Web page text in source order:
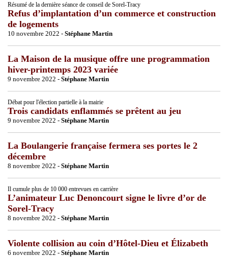
Résumé de la dernière séance de conseil de Sorel-Tracy
Refus d’implantation d’un commerce et construction
de logements
10 novembre 2022 - Stéphane Martin
La Maison de la musique offre une programmation
hiver-printemps 2023 variée
9 novembre 2022 - Stéphane Martin
Débat pour l'élection partielle à la mairie
Trois candidats enflammés se prêtent au jeu
9 novembre 2022 - Stéphane Martin
La Boulangerie française fermera ses portes le 2
décembre
8 novembre 2022 - Stéphane Martin
Il cumule plus de 10 000 entrevues en carrière
L’animateur Luc Denoncourt signe le livre d’or de
Sorel-Tracy
8 novembre 2022 - Stéphane Martin
Violente collision au coin d’Hôtel-Dieu et Élizabeth
6 novembre 2022 - Stéphane Martin